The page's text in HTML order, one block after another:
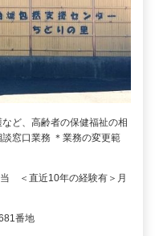
ど、高齢者の保健福祉の相
窓口業務 ＊業務の変更範
＜直近10年の経験有＞月
番地